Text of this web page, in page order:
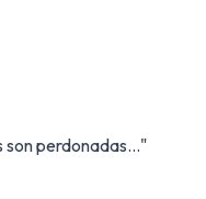
son perdonadas..."